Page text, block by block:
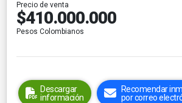
Precio de venta
$410.000.000
Pesos Colombianos
Descargar
información
Recomendar
por correo